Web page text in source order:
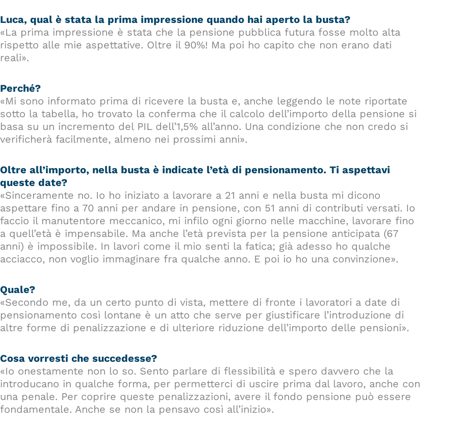
Luca, qual è stata la prima impressione quando hai aperto la busta?
«La prima impressione è stata che la pensione pubblica futura fosse molto alta
rispetto alle mie aspettative. Oltre il 90%! Ma poi ho capito che non erano dati
reali».
Perché?
«Mi sono informato prima di ricevere la busta e, anche leggendo le note riportate
sotto la tabella, ho trovato la conferma che il calcolo dell’importo della pensione si
basa su un incremento del PIL dell’1,5% all’anno. Una condizione che non credo si
verificherà facilmente, almeno nei prossimi anni».
Oltre all’importo, nella busta è indicate l’età di pensionamento. Ti aspettavi
queste date?
«Sinceramente no. Io ho iniziato a lavorare a 21 anni e nella busta mi dicono
aspettare fino a 70 anni per andare in pensione, con 51 anni di contributi versati. Io
faccio il manutentore meccanico, mi infilo ogni giorno nelle macchine, lavorare fino
a quell’età è impensabile. Ma anche l’età prevista per la pensione anticipata (67
anni) è impossibile. In lavori come il mio senti la fatica; già adesso ho qualche
acciacco, non voglio immaginare fra qualche anno. E poi io ho una convinzione».
Quale?
«Secondo me, da un certo punto di vista, mettere di fronte i lavoratori a date di
pensionamento così lontane è un atto che serve per giustificare l’introduzione di
altre forme di penalizzazione e di ulteriore riduzione dell’importo delle pensioni».
Cosa vorresti che succedesse?
«Io onestamente non lo so. Sento parlare di flessibilità e spero davvero che la
introducano in qualche forma, per permetterci di uscire prima dal lavoro, anche con
una penale. Per coprire queste penalizzazioni, avere il fondo pensione può essere
fondamentale. Anche se non la pensavo così all’inizio».